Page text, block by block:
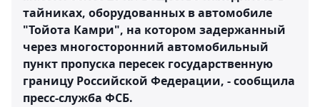
тайниках, оборудованных в автомобиле
"Тойота Камри", на котором задержанный
через многосторонний автомобильный
пункт пропуска пересек государственную
границу Российской Федерации, - сообщила
пресс-служба ФСБ.